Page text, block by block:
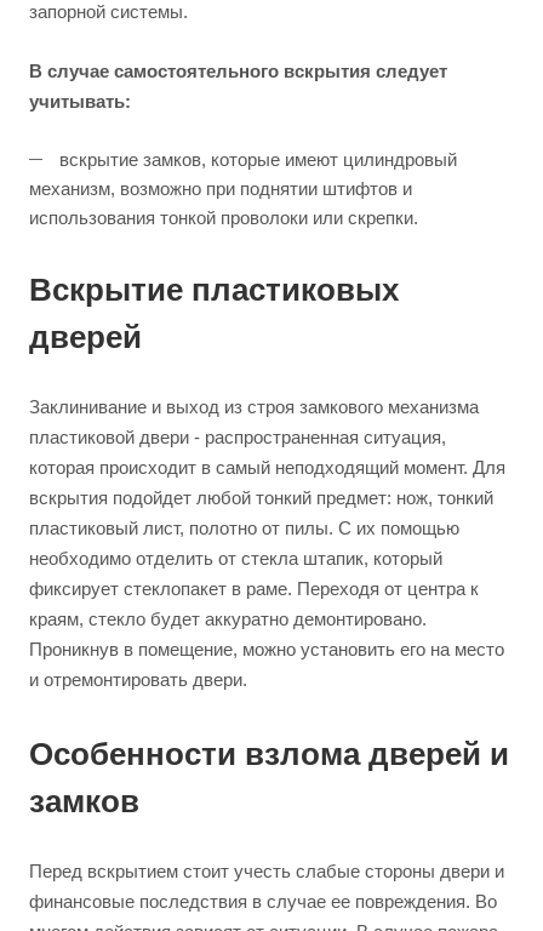
запорной системы.
В случае самостоятельного вскрытия следует
учитывать:
вскрытие замков, которые имеют цилиндровый
механизм, возможно при поднятии штифтов и
использования тонкой проволоки или скрепки.
Вскрытие пластиковых
дверей
Заклинивание и выход из строя замкового механизма
пластиковой двери - распространенная ситуация,
которая происходит в самый неподходящий момент. Для
вскрытия подойдет любой тонкий предмет: нож, тонкий
пластиковый лист, полотно от пилы. С их помощью
необходимо отделить от стекла штапик, который
фиксирует стеклопакет в раме. Переходя от центра к
краям, стекло будет аккуратно демонтировано.
Проникнув в помещение, можно установить его на место
и отремонтировать двери.
Особенности взлома дверей и
замков
Перед вскрытием стоит учесть слабые стороны двери и
финансовые последствия в случае ее повреждения. Во